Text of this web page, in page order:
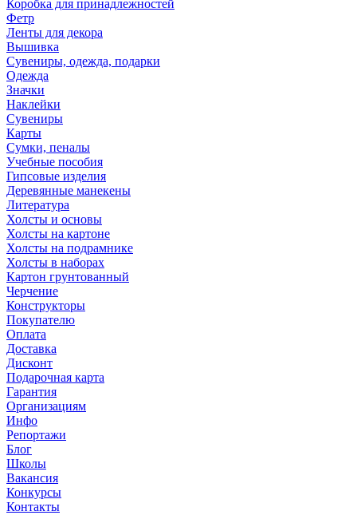
Коробка для принадлежностей
Фетр
Ленты для декора
Вышивка
Сувениры, одежда, подарки
Одежда
Значки
Наклейки
Сувениры
Карты
Сумки, пеналы
Учебные пособия
Гипсовые изделия
Деревянные манекены
Литература
Холсты и основы
Холсты на картоне
Холсты на подрамнике
Холсты в наборах
Картон грунтованный
Черчение
Конструкторы
Покупателю
Оплата
Доставка
Дисконт
Подарочная карта
Гарантия
Организациям
Инфо
Репортажи
Блог
Школы
Вакансия
Конкурсы
Контакты